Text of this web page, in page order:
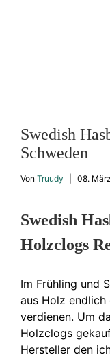
Swedish
Schweden
Von Truudy 08.
Swedish
Holzclogs
Im Frühling und
aus Holz
verdienen. Um
Holzclogs
Hersteller den